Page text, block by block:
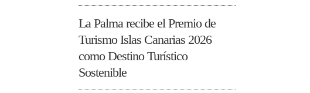
La Palma recibe el Premio de
Turismo Islas Canarias 2026
como Destino Turístico
Sostenible